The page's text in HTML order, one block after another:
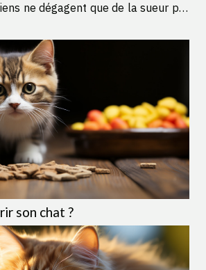
ne dégagent que de la sueur par
son chat ?